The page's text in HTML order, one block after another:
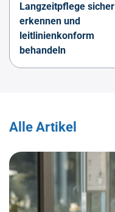
Langzeitpflege sicher
erkennen und
leitlinienkonform
behandeln
Alle Artikel